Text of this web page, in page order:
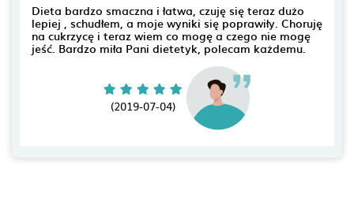
Dieta bardzo smaczna i łatwa, czuję się teraz dużo
lepiej , schudłem, a moje wyniki się poprawiły. Choruję
na cukrzycę i teraz wiem co mogę a czego nie mogę
jeść. Bardzo miła Pani dietetyk, polecam każdemu.
(2019-07-04)